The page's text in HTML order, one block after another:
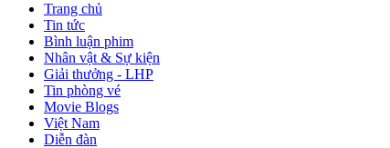
Trang chủ
Tin tức
Bình luận phim
Nhân vật & Sự kiện
Giải thưởng - LHP
Tin phòng vé
Movie Blogs
Việt Nam
Diễn đàn